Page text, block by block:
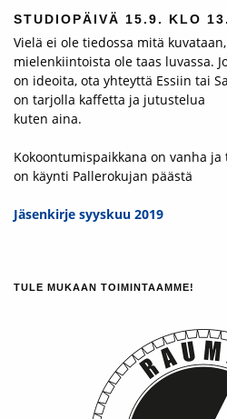
STUDIOPÄIVÄ 15.9. KLO
Vielä ei ole tiedossa mitä
mielenkiintoista ole taas luvassa.
on ideoita, ota yhteyttä Essiin tai
on tarjolla kaffetta ja jutustelua
kuten aina.
Kokoontumispaikkana on vanha
on käynti Pallerokujan päästä
Jäsenkirje syyskuu 2019
TULE MUKAAN TOIMINTAAMME!